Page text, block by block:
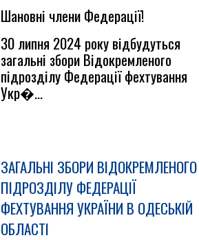
Шановні члени Федерації!
30 липня 2024 року відбудуться
загальні збори Відокремленого
підрозділу Федерації фехтування
Укр�...
ЗАГАЛЬНІ ЗБОРИ ВІДОКРЕМЛЕНОГО
ПІДРОЗДІЛУ ФЕДЕРАЦІЇ
ФЕХТУВАННЯ УКРАЇНИ В ОДЕСЬКІЙ
ОБЛАСТІ